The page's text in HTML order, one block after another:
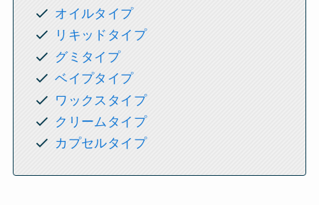
オイルタイプ
リキッドタイプ
グミタイプ
ベイプタイプ
ワックスタイプ
クリームタイプ
カプセルタイプ